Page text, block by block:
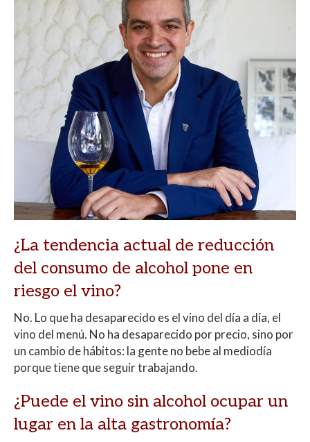
¿La tendencia actual de reducción
del consumo de alcohol pone en
riesgo el vino?
No. Lo que ha desaparecido es el vino del día a día, el
vino del menú. No ha desaparecido por precio, sino por
un cambio de hábitos: la gente no bebe al mediodía
porque tiene que seguir trabajando.
¿Puede el vino sin alcohol ocupar un
lugar en la alta gastronomía?